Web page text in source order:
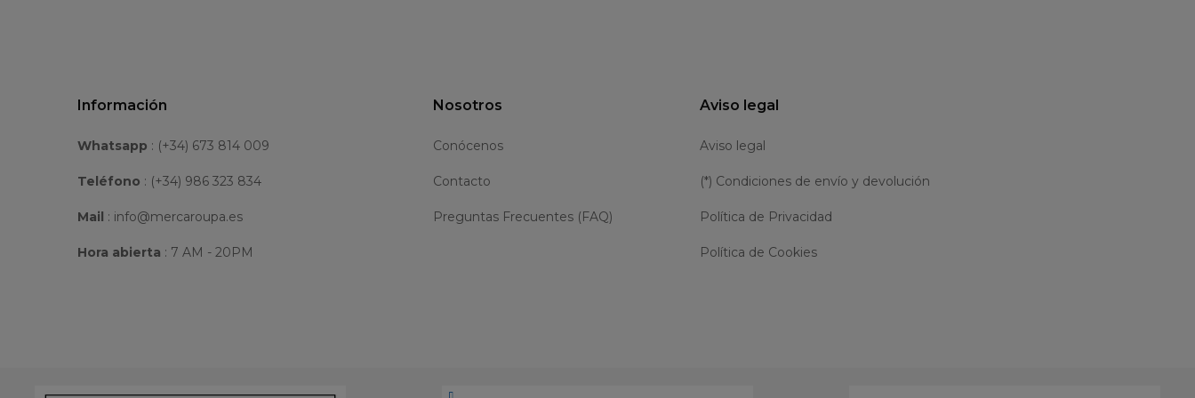
Información
Whatsapp : (+34) 673 814 009
Teléfono : (+34) 986 323 834
Mail : info@mercaroupa.es
Hora abierta : 7 AM - 20PM
Nosotros
Conócenos
Contacto
Preguntas Frecuentes (FAQ)
Aviso legal
Aviso legal
(*) Condiciones de envío y devolución
Política de Privacidad
Política de Cookies